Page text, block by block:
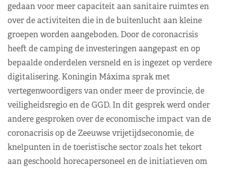
gedaan voor meer capaciteit aan sanitaire ruimtes en
over de activiteiten die in de buitenlucht aan kleine
groepen worden aangeboden. Door de coronacrisis
heeft de camping de investeringen aangepast en op
bepaalde onderdelen versneld en is ingezet op verdere
digitalisering. Koningin Máxima sprak met
vertegenwoordigers van onder meer de provincie, de
veiligheidsregio en de GGD. In dit gesprek werd onder
andere gesproken over de economische impact van de
coronacrisis op de Zeeuwse vrijetijdseconomie, de
knelpunten in de toeristische sector zoals het tekort
aan geschoold horecapersoneel en de initiatieven om